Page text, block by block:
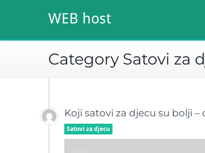
WEB host
Category Satovi za
Koji satovi za djecu su bolji
Satovi za djecu